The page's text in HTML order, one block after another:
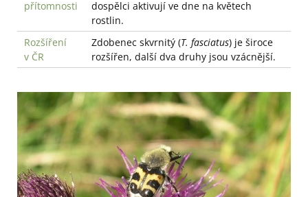
přítomnosti
dospělci aktivují ve dne na květech
rostlin.
Rozšíření
v ČR
Zdobenec skvrnitý (T. fasciatus) je široce
rozšířen, další dva druhy jsou vzácnější.